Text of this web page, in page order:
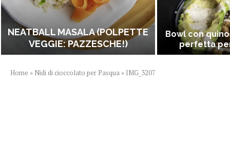
NEATBALL MASALA (POLPETTE
VEGGIE: PAZZESCHE!)
Bowl con
perfetta
Home » Nidi di cioccolato per Pasqua » IMG_3207